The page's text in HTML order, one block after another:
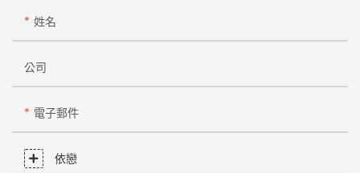
姓名
公司
電子郵件
依戀